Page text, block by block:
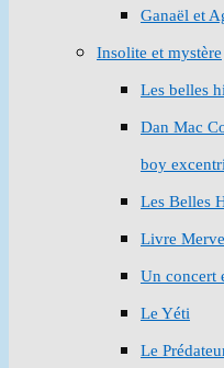
Ganaël et
Insolite et mystère
Les belles
Dan Mac
boy
Les Belles
Livre
Un concert
Le Yéti
Le